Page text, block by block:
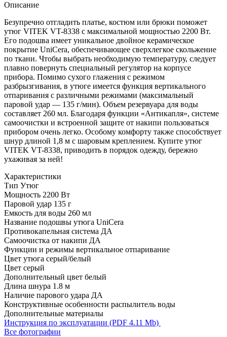
Описание
Безупречно отгладить платье, костюм или брюки поможет
утюг VITEK VT-8338 с максимальной мощностью 2200 Вт.
Его подошва имеет уникальное двойное керамическое
покрытие UniCera, обеспечивающее сверхлегкое скольжение
по ткани. Чтобы выбрать необходимую температуру, следует
плавно повернуть специальный регулятор на корпусе
прибора. Помимо сухого глажения с режимом
разбрызгивания, в утюге имеется функция вертикального
отпаривания с различными режимами (максимальный
паровой удар — 135 г/мин). Объем резервуара для воды
составляет 260 мл. Благодаря функции «Антикапля», системе
самоочистки и встроенной защите от накипи пользоваться
прибором очень легко. Особому комфорту также способствует
шнур длиной 1,8 м с шаровым креплением. Купите утюг
VITEK VT-8338, приводить в порядок одежду, бережно
ухаживая за ней!
Характеристики
Тип Утюг
Мощность 2200 Вт
Паровой удар 135 г
Емкость для воды 260 мл
Название подошвы утюга UniCera
Противокапельная система ДА
Самоочистка от накипи ДА
Функции и режимы вертикальное отпаривание
Цвет утюга серый/белый
Цвет серый
Дополнительный цвет белый
Длина шнура 1.8 м
Наличие парового удара ДА
Конструктивные особенности распылитель воды
Дополнительные материалы
Инструкция по эксплуатации (PDF 4.11 Mb)
Все фотографии